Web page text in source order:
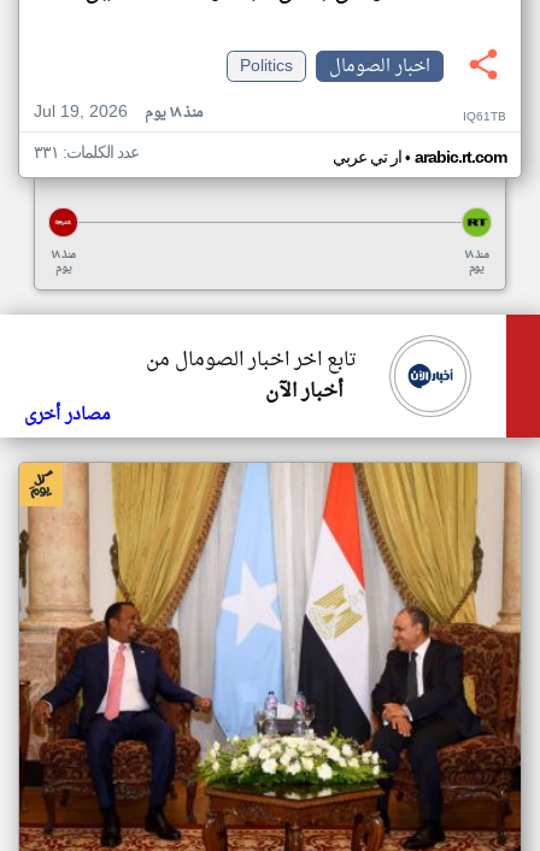
اخبار الصومال
Politics
Jul 19, 2026
منذ ١٨ يوم IQ61TB
ار تي عربي• arabic.rt.com عدد الكلمات: ٣٣١
منذ ١٨
يوم
منذ ١٨
يوم
تابع اخر اخبار الصومال من
أخبار الآن
مصادر أخرى